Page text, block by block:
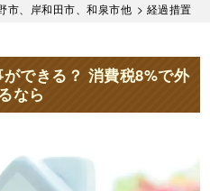
市、岸和田市、和泉市他 > 経過措置
できる？ 消費税8%で外
なら